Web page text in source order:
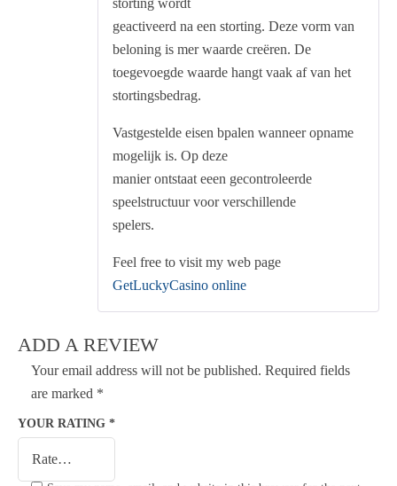
storting wordt
geactiveerd na een storting. Deze vorm van
beloning is mer waarde creëren. De
toegevoegde waarde hangt vaak af van het
stortingsbedrag.
Vastgestelde eisen bpalen wanneer opname
mogelijk is. Op deze
manier ontstaat eeen gecontroleerde
speelstructuur voor verschillende
spelers.
Feel free to visit my web page
GetLuckyCasino online
ADD A REVIEW
Your email address will not be published. Required fields
are marked *
YOUR RATING *